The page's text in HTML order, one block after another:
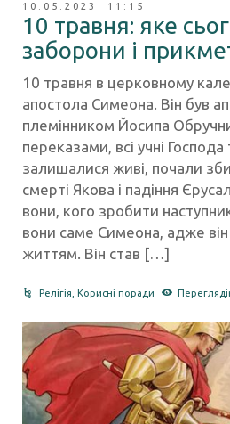
10.05.2023 11:15
10 травня: яке
заборони і
10 травня в церковному
апостола Симеона. Він був
племінником Йосипа
переказами, всі учні
залишалися живі, почали
смерті Якова і падіння
вони, кого зробити
вони саме Симеона, адже
життям. Він став […]
Релігія Корисні поради